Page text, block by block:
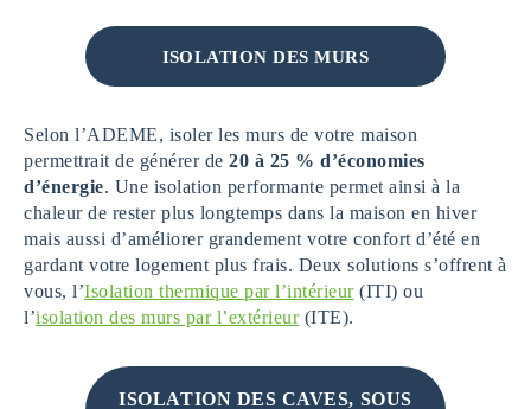
ISOLATION DES MURS
Selon l’ADEME, isoler les murs de votre maison
permettrait de générer de 20 à 25 % d’économies
d’énergie. Une isolation performante permet ainsi à la
chaleur de rester plus longtemps dans la maison en hiver
mais aussi d’améliorer grandement votre confort d’été en
gardant votre logement plus frais. Deux solutions s’offrent à
vous, l’Isolation thermique par l’intérieur(ITI) ou
l’isolation des murs par l’extérieur(ITE).
ISOLATION DES CAVES, SOUS